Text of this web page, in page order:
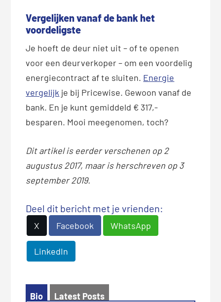
Vergelijken vanaf de bank het
voordeligste
Je hoeft de deur niet uit – of te openen
voor een deurverkoper – om een voordelig
energiecontract af te sluiten. Energie
vergelijk je bij Pricewise. Gewoon vanaf de
bank. En je kunt gemiddeld € 317,-
besparen. Mooi meegenomen, toch?
Dit artikel is eerder verschenen op 2
augustus 2017, maar is herschreven op 3
september 2019.
Deel dit bericht met je vrienden:
X Facebook WhatsApp
LinkedIn
Bio
Latest Posts